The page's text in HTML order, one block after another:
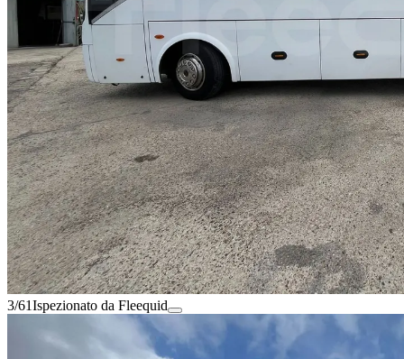
3/61Ispezionato da Fleequid